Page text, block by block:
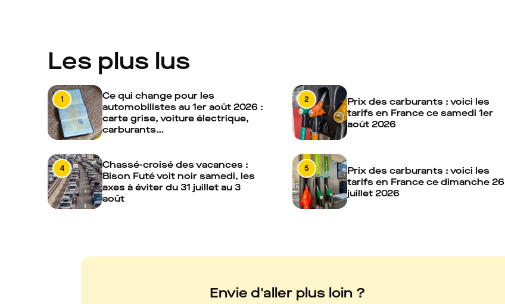
Les plus lus
1
Ce qui change pour les
automobilistes au 1er août 2026 :
carte grise, voiture électrique,
carburants…
2
Prix des carburants : voici les
tarifs en France ce samedi 1er
août 2026
4
Chassé-croisé des vacances :
Bison Futé voit noir samedi, les
axes à éviter du 31 juillet au 3
août
5
Prix des carburants : voici les
tarifs en France ce dimanche 26
juillet 2026
Envie d'aller plus loin ?